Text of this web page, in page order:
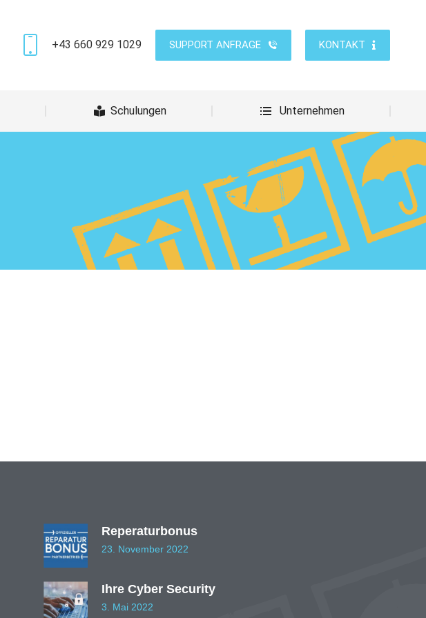
+43 660 929 1029 SUPPORT ANFRAGE KONTAKT
Schulungen Unternehmen
Reperaturbonus
23. November 2022
Ihre Cyber Security
3. Mai 2022
Schulungen Unternehmen